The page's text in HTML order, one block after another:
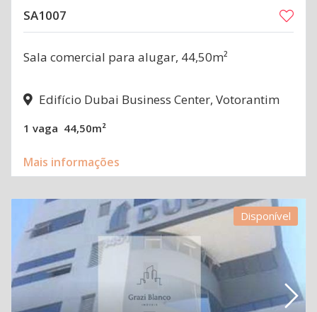
SA1007
Sala comercial para alugar, 44,50m²
Edifício Dubai Business Center, Votorantim
1 vaga 44,50m²
Mais informações
Disponível